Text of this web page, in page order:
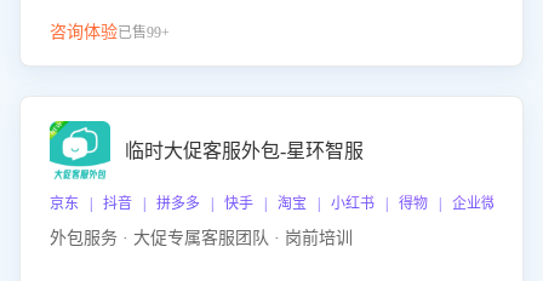
咨询体验已售99+
临时大促客服外包-星环智服
京东 | 抖音 | 拼多多 | 快手 | 淘宝 | 小红书 | 得物 | 企业微信
外包服务 · 大促专属客服团队 · 岗前培训